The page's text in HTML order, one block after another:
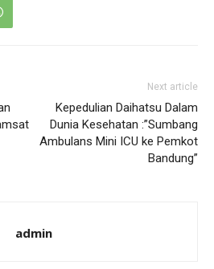
Next article
Kepedulian Daihatsu Dalam
Dunia Kesehatan :”Sumbang
Ambulans Mini ICU ke Pemkot
Bandung”
admin